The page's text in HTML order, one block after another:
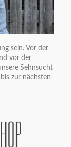
sein. Vor der
vor der
Sehnsucht
zur nächsten